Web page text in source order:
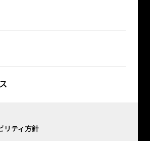
リティ方針